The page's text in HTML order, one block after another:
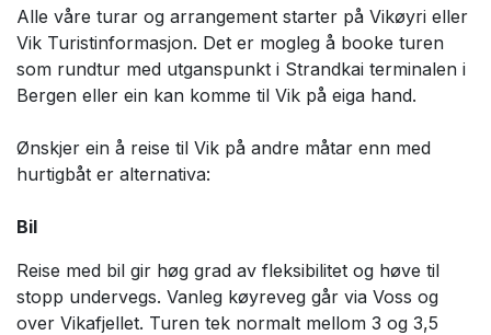
Alle våre turar og arrangement starter på Vikøyri eller
Vik Turistinformasjon. Det er mogleg å booke turen
som rundtur med utganspunkt i Strandkai terminalen i
Bergen eller ein kan komme til Vik på eiga hand.
Ønskjer ein å reise til Vik på andre måtar enn med
hurtigbåt er alternativa:
Bil
Reise med bil gir høg grad av fleksibilitet og høve til
stopp undervegs. Vanleg køyreveg går via Voss og
over Vikafjellet. Turen tek normalt mellom 3 og 3,5